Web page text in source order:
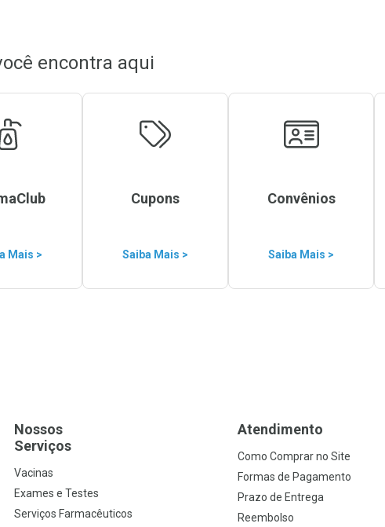
encontra aqui
Mais >
Cupons
Saiba Mais >
Convênios
Saiba Mais >
Nossos
Serviços
Vacinas
Exames e Testes
Serviços Farmacêuticos
Atendimento
Como Comprar no Site
Formas de Pagamento
Prazo de Entrega
Reembolso